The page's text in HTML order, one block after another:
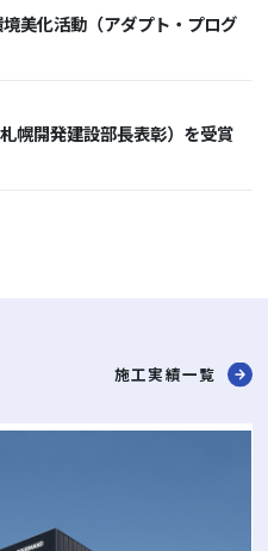
美化活動（アダプト・プログ
幌開発建設部長表彰）を受賞
施工実績一覧